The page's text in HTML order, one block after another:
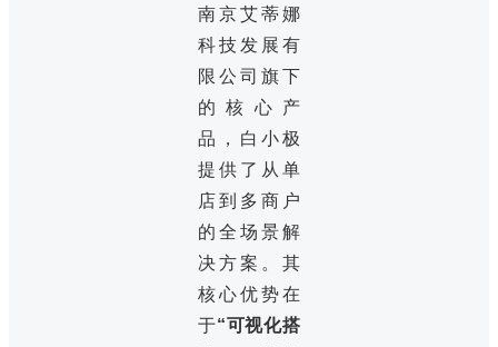
南京艾蒂娜
科技发展有
限公司旗下
的核心产
品，白小极
提供了从单
店到多商户
的全场景解
决方案。其
核心优势在
于“可视化搭